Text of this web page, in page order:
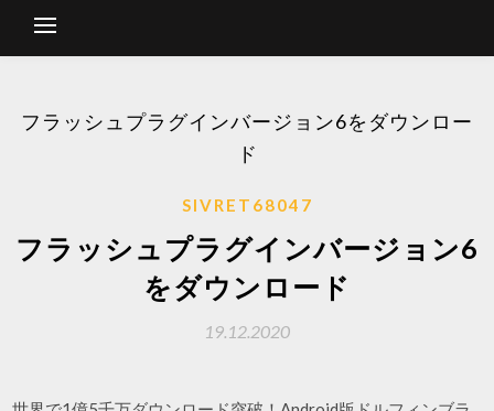
フラッシュプラグインバージョン6をダウンロー
ド
SIVRET68047
フラッシュプラグインバージョン6
をダウンロード
19.12.2020